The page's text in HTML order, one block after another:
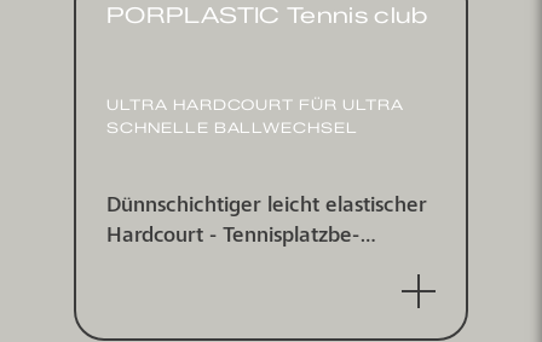
PORPLASTIC Tennis club
ULTRA HARDCOURT FÜR ULTRA
SCHNELLE BALL­WECHSEL
Dünnschichtiger leicht elastischer
Hardcourt - Tennis­platz­be­